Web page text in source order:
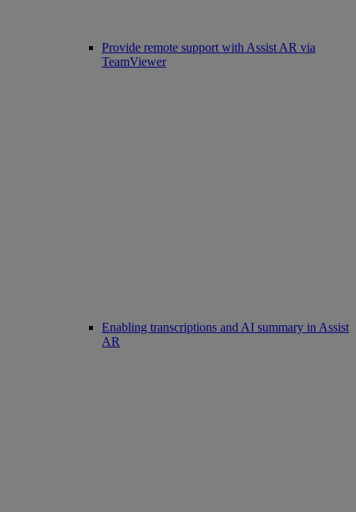
Provide remote support with Assist AR via
TeamViewer
Enabling transcriptions and AI summary in Assist
AR